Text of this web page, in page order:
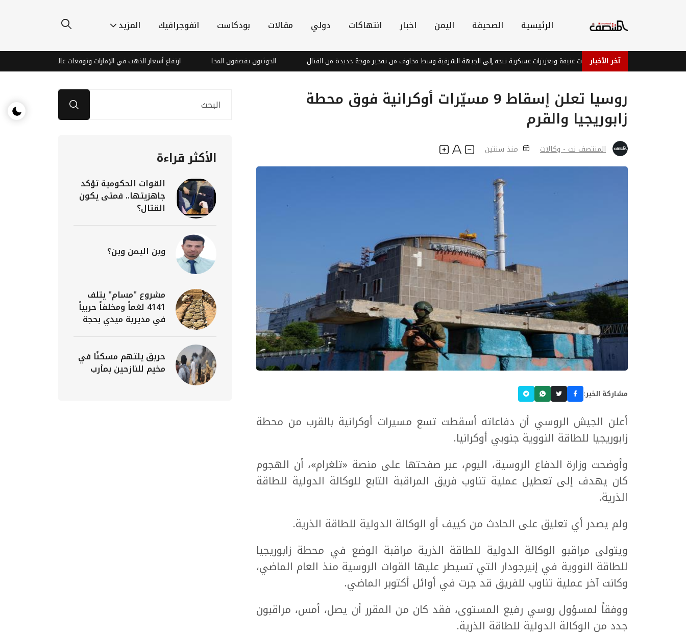
الرئيسية الصحيفة اليمن اخبار انتهاكات دولي مقالات بودكاست انفوجرافيك المزيد
آخر الأخبار
في تعز.. اشتباكات عنيفة وتعزيزات عسكرية تتجه إلى الجبهة الشرقية وسط مخاوف من تفجير موجة جديدة من القتال الحوثيون يقصفون المخا ارتفاع أسعار الذهب في الإمارات وتوقعات عالمية إيجابية
روسيا تعلن إسقاط 9 مسيّرات أوكرانية فوق محطة
زابوريجيا والقرم
المنتصف نت - وكالات منذ سنتين
مشاركة الخبر:
أعلن الجيش الروسي أن دفاعاته أسقطت تسع مسيرات أوكرانية بالقرب من محطة
زابوريجيا للطاقة النووية جنوبي أوكرانيا.
وأوضحت وزارة الدفاع الروسية، اليوم، عبر صفحتها على منصة «تلغرام»، أن الهجوم
كان يهدف إلى تعطيل عملية تناوب فريق المراقبة التابع للوكالة الدولية للطاقة
الذرية.
ولم يصدر أي تعليق على الحادث من كييف أو الوكالة الدولية للطاقة الذرية.
ويتولى مراقبو الوكالة الدولية للطاقة الذرية مراقبة الوضع في محطة زابوريجيا
للطاقة النووية في إنيرجودار التي تسيطر عليها القوات الروسية منذ العام الماضي،
وكانت آخر عملية تناوب للفريق قد جرت في أوائل أكتوبر الماضي.
ووفقاً لمسؤول روسي رفيع المستوى، فقد كان من المقرر أن يصل، أمس، مراقبون
جدد من الوكالة الدولية للطاقة الذرية.
الأكثر قراءة
القوات الحكومية تؤكد
جاهزيتها.. فمتى يكون
القتال؟
وين اليمن وين؟
مشروع "مسام" يتلف
4141 لغماً ومخلفاً حربياً
في مديرية ميدي بحجة
حريق يلتهم مسكنًا في
مخيم للنازحين بمأرب